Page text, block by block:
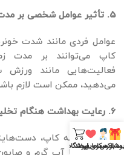
5. تأثیر عوامل شخصی بر مدت استفاده
عوامل فردی مانند شدت
کاپ می‌توانند بر مدت
فعالیت‌هایی مانند
می‌دهید، ممکن است لازم
6. رعایت بهداشت هنگام تخلیه و جایگذاری مجدد
هنگام تخلیه کاپ،
باکس
مشاوره مامایی
سکوی لبخند
فروشگاه